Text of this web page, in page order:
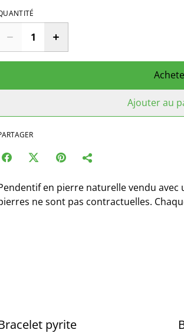
Ajouter au
en pierre naturelle vendu
ne sont pas contractuelles.
pyrite